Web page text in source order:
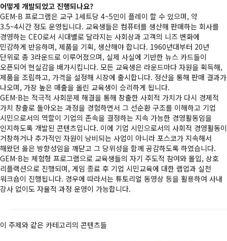
어떻게 개발되었고 진행되나요?
GEM-B 프로그램은 교구 1세트당 4~5인이 플레이 할 수 있으며, 약
3.5~4시간 정도 운영됩니다. 교육생들은 컴퓨터를 생산해 판매하는 회사를
경영하는 CEO로서 시대별로 달라지는 사회상과 고객의 니즈 변화에
민감하게 반응하며, 제품을 기획, 생산해야 합니다. 1960년대부터 20년
단위로 총 3라운드로 이루어졌으며, 실제 사실에 기반한 뉴스 카드들이
오픈되어 현실감을 배가시킵니다. 모든 교육생은 라운드마다 자원을 획득해,
제품을 조립하고, 가격을 설정해 시장에 출시합니다. 정산을 통해 판매 결과가
나오며, 가장 높은 매출을 올린 교육생이 승리하게 됩니다.
GEM-B는 적극적 사회문제 해결을 통해 창출한 사회적 가치가 다시 경제적
가치 창출로 돌아오는 과정을 경험하면서 그 선순환 구조를 이해하고 기업
시민으로서의 역할이 기업의 존속을 결정하는 지속 가능한 경영활동임을
인지하도록 개발된 콘텐츠입니다. 이에 기업 시민으로서의 사회적 경영활동이
거창하거나 추가적인 자원이 낭비되는 사업이 아니라 포스코가 지속해서
해왔던 옳은 방향성임을 깨닫고 그 당위성을 함께 공감하도록 하였습니다.
GEM-B는 체험형 프로그램으로 교육생들의 자기 주도적 참여와 몰입, 상호
리플랙션으로 진행되며, 게임 종료 후 기업 시민교육에 대한 랩업과 실천
워크숍이 진행됩니다. 경우에 따라서는 튜토리얼 동영상 등을 활용하여 사내
강사 없이도 자율적 과정 운영이 가능합니다.
이 주제와 같은 카테고리의 콘텐츠들